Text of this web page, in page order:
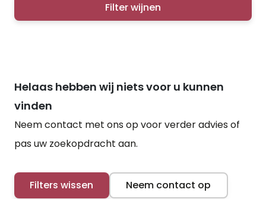
Filter wijnen
Helaas hebben wij niets voor u kunnen
vinden
Neem contact met ons op voor verder advies of
pas uw zoekopdracht aan.
Filters wissen Neem contact op